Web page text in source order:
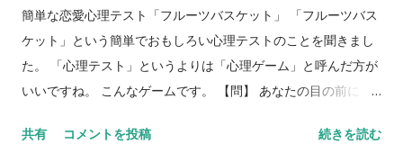
簡単な恋愛心理テスト「フルーツバスケット」 「フルーツバス
ケット」という簡単でおもしろい心理テストのことを聞きまし
た。 「心理テスト」というよりは「心理ゲーム」と呼んだ方が
いいですね。 こんなゲームです。 【問】 あなたの目の前に、
ナナ、ぶどう、みかん、イチゴ、キウイが入っています。5種類
共有 コメントを投稿 続きを読む